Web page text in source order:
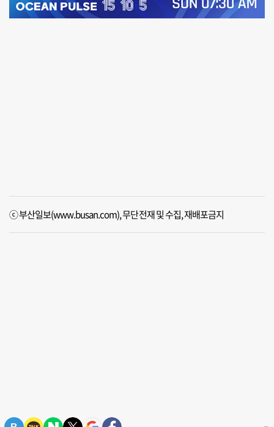
ⓒ 부산일보(www.busan.com), 무단전재 및 수집, 재배포금지